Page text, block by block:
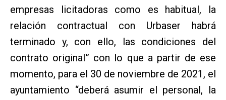
empresas licitadoras como es habitual, la
relación contractual con Urbaser habrá
terminado y, con ello, las condiciones del
contrato original” con lo que a partir de ese
momento, para el 30 de noviembre de 2021, el
ayuntamiento “deberá asumir el personal, la